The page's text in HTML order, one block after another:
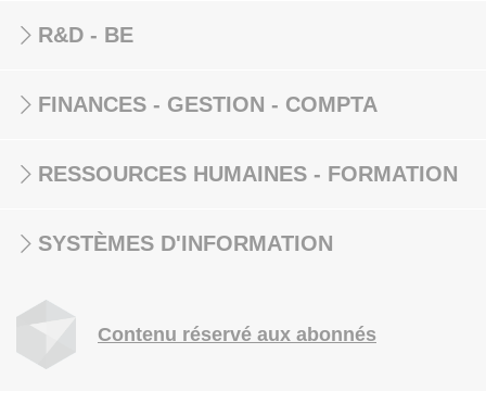
R&D - BE
FINANCES - GESTION - COMPTA
RESSOURCES HUMAINES - FORMATION
SYSTÈMES D'INFORMATION
Contenu réservé aux abonnés